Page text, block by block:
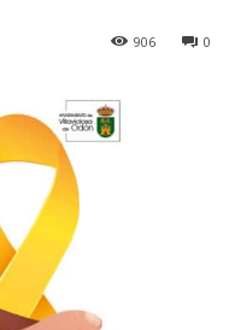
0
906